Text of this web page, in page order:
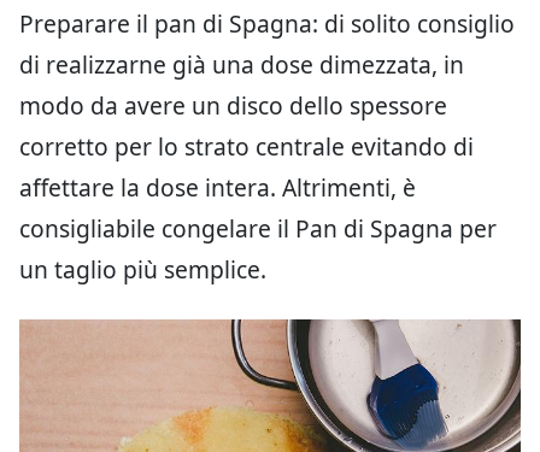
Preparare il pan di Spagna: di solito consiglio
di realizzarne già una dose dimezzata, in
modo da avere un disco dello spessore
corretto per lo strato centrale evitando di
affettare la dose intera. Altrimenti, è
consigliabile congelare il Pan di Spagna per
un taglio più semplice.